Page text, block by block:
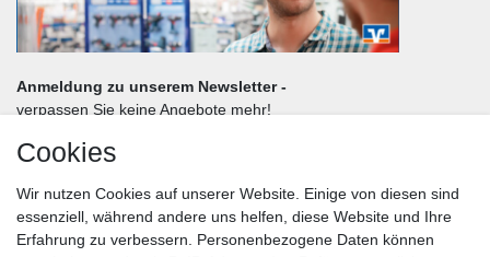
Anmeldung zu unserem Newsletter -
verpassen Sie keine Angebote mehr!
Nachname*
Cookies
Wir nutzen Cookies auf unserer Website. Einige von diesen sind
essenziell, während andere uns helfen, diese Website und Ihre
Erfahrung zu verbessern. Personenbezogene Daten können